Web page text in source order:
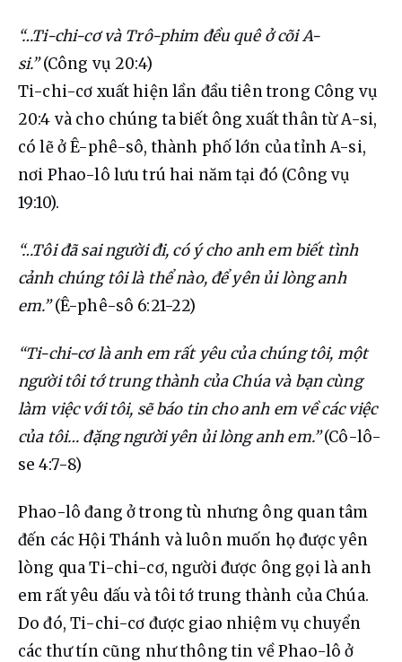
“…Ti-chi-cơ và Trô-phim đều quê ở cõi A-
si.” (Công vụ 20:4)
Ti-chi-cơ xuất hiện lần đầu tiên trong Công vụ
20:4 và cho chúng ta biết ông xuất thân từ A-si,
có lẽ ở Ê-phê-sô, thành phố lớn của tỉnh A-si,
nơi Phao-lô lưu trú hai năm tại đó (Công vụ
19:10).
“…Tôi đã sai người đi, có ý cho anh em biết tình
cảnh chúng tôi là thể nào, để yên ủi lòng anh
em.” (Ê-phê-sô 6:21-22)
“Ti-chi-cơ là anh em rất yêu của chúng tôi, một
người tôi tớ trung thành của Chúa và bạn cùng
làm việc với tôi, sẽ báo tin cho anh em về các việc
của tôi… đặng người yên ủi lòng anh em.” (Cô-lô-
se 4:7-8)
Phao-lô đang ở trong tù nhưng ông quan tâm
đến các Hội Thánh và luôn muốn họ được yên
lòng qua Ti-chi-cơ, người được ông gọi là anh
em rất yêu dấu và tôi tớ trung thành của Chúa.
Do đó, Ti-chi-cơ được giao nhiệm vụ chuyển
các thư tín cũng như thông tin về Phao-lô ở